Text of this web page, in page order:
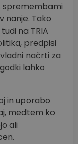
spremembami
nanje. Tako
na TRIA
predpisi
načrti za
lahko
in uporabo
medtem ko
ali